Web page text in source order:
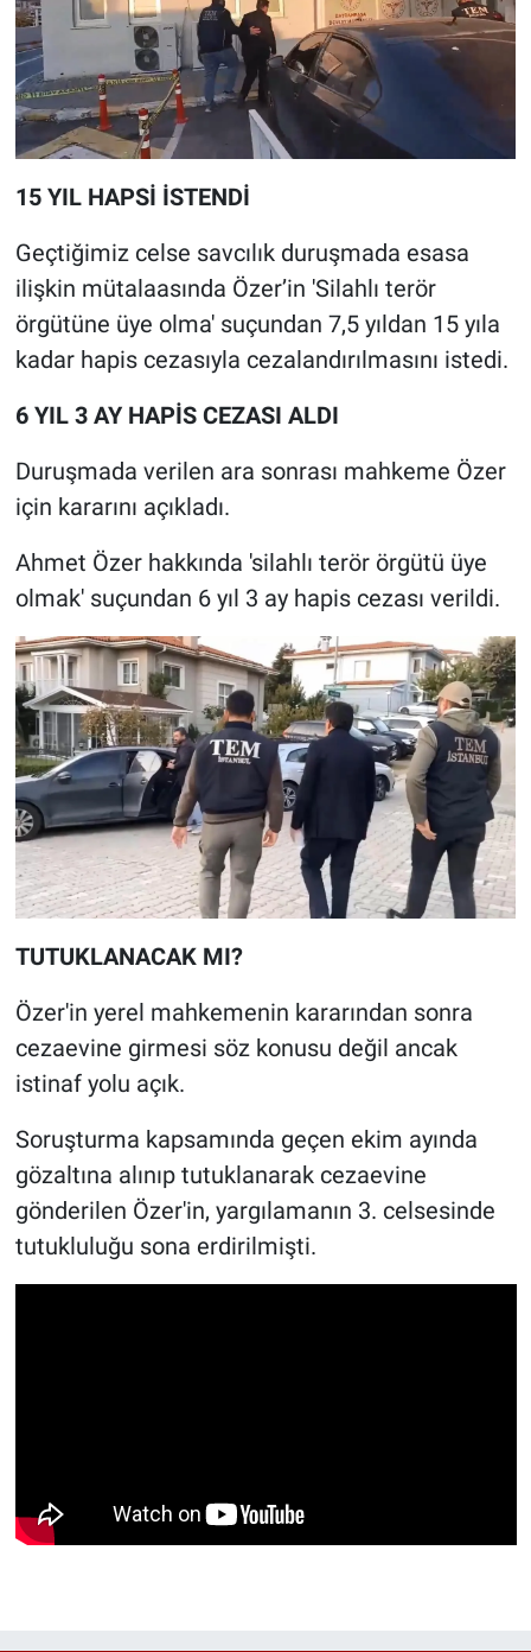
15 YIL HAPSİ İSTENDİ
Geçtiğimiz celse savcılık duruşmada esasa
ilişkin mütalaasında Özer’in 'Silahlı terör
örgütüne üye olma' suçundan 7,5 yıldan 15 yıla
kadar hapis cezasıyla cezalandırılmasını istedi.
6 YIL 3 AY HAPİS CEZASI ALDI
Duruşmada verilen ara sonrası mahkeme Özer
için kararını açıkladı.
Ahmet Özer hakkında 'silahlı terör örgütü üye
olmak' suçundan 6 yıl 3 ay hapis cezası verildi.
TUTUKLANACAK MI?
Özer'in yerel mahkemenin kararından sonra
cezaevine girmesi söz konusu değil ancak
istinaf yolu açık.
Soruşturma kapsamında geçen ekim ayında
gözaltına alınıp tutuklanarak cezaevine
gönderilen Özer'in, yargılamanın 3. celsesinde
tutukluluğu sona erdirilmişti.